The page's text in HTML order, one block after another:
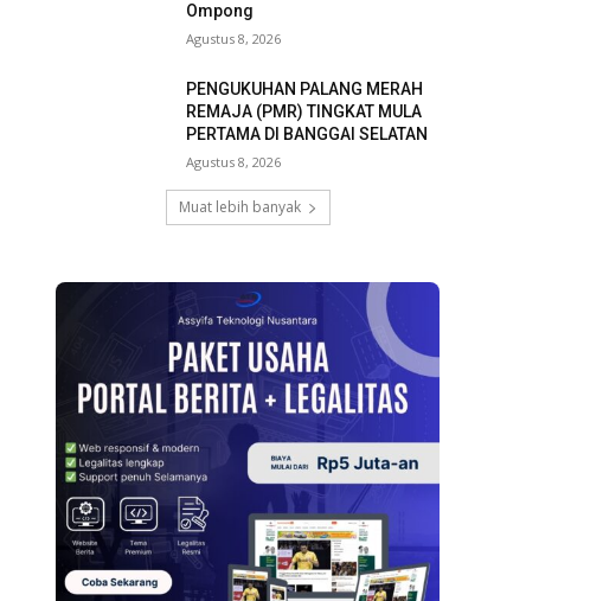
Ompong
Agustus 8, 2026
PENGUKUHAN PALANG MERAH
REMAJA (PMR) TINGKAT MULA
PERTAMA DI BANGGAI SELATAN
Agustus 8, 2026
Muat lebih banyak